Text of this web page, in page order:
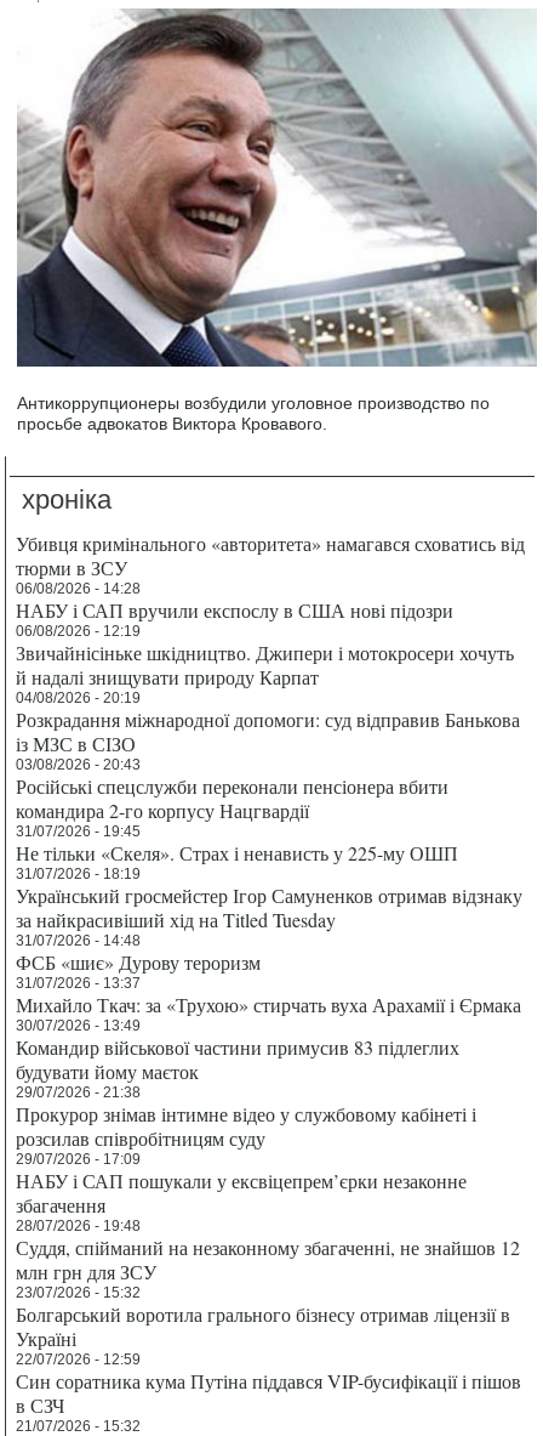
Антикоррупционеры возбудили уголовное производство по
просьбе адвокатов Виктора Кровавого.
хроніка
Убивця кримінального «авторитета» намагався сховатись від
тюрми в ЗСУ
06/08/2026 - 14:28
НАБУ і САП вручили експослу в США нові підозри
06/08/2026 - 12:19
Звичайнісіньке шкідництво. Джипери і мотокросери хочуть
й надалі знищувати природу Карпат
04/08/2026 - 20:19
Розкрадання міжнародної допомоги: суд відправив Банькова
із МЗС в СІЗО
03/08/2026 - 20:43
Російські спецслужби переконали пенсіонера вбити
командира 2-го корпусу Нацгвардії
31/07/2026 - 19:45
Не тільки «Скеля». Страх і ненависть у 225-му ОШП
31/07/2026 - 18:19
Український гросмейстер Ігор Самуненков отримав відзнаку
за найкрасивіший хід на Titled Tuesday
31/07/2026 - 14:48
ФСБ «шиє» Дурову тероризм
31/07/2026 - 13:37
Михайло Ткач: за «Трухою» стирчать вуха Арахамії і Єрмака
30/07/2026 - 13:49
Командир військової частини примусив 83 підлеглих
будувати йому маєток
29/07/2026 - 21:38
Прокурор знімав інтимне відео у службовому кабінеті і
розсилав співробітницям суду
29/07/2026 - 17:09
НАБУ і САП пошукали у ексвіцепрем’єрки незаконне
збагачення
28/07/2026 - 19:48
Суддя, спійманий на незаконному збагаченні, не знайшов 12
млн грн для ЗСУ
23/07/2026 - 15:32
Болгарський воротила грального бізнесу отримав ліцензії в
Україні
22/07/2026 - 12:59
Син соратника кума Путіна піддався VIP-бусифікації і пішов
в СЗЧ
21/07/2026 - 15:32